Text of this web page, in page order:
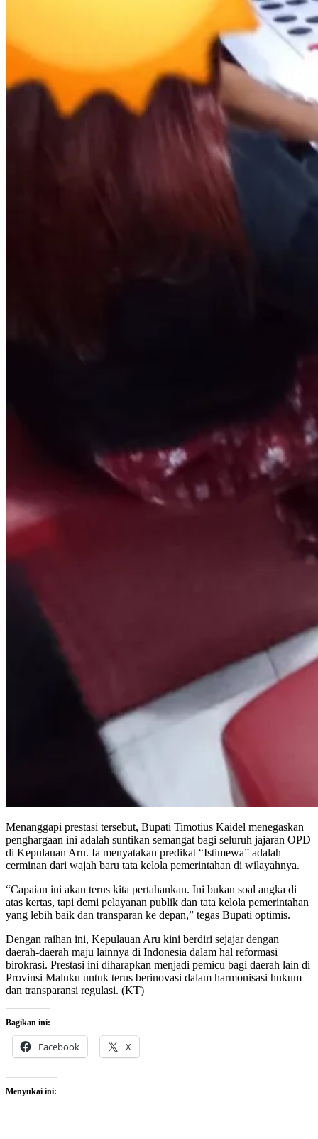
Menanggapi prestasi tersebut, Bupati Timotius Kaidel menegaskan
penghargaan ini adalah suntikan semangat bagi seluruh jajaran OPD
di Kepulauan Aru. Ia menyatakan predikat “Istimewa” adalah
cerminan dari wajah baru tata kelola pemerintahan di wilayahnya.
“Capaian ini akan terus kita pertahankan. Ini bukan soal angka di
atas kertas, tapi demi pelayanan publik dan tata kelola pemerintahan
yang lebih baik dan transparan ke depan,” tegas Bupati optimis.
Dengan raihan ini, Kepulauan Aru kini berdiri sejajar dengan
daerah-daerah maju lainnya di Indonesia dalam hal reformasi
birokrasi. Prestasi ini diharapkan menjadi pemicu bagi daerah lain di
Provinsi Maluku untuk terus berinovasi dalam harmonisasi hukum
dan transparansi regulasi. (KT)
Bagikan ini:
Facebook X
Menyukai ini: